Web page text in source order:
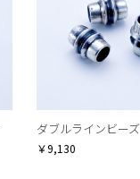
ダブルラインビーズ
￥9,130